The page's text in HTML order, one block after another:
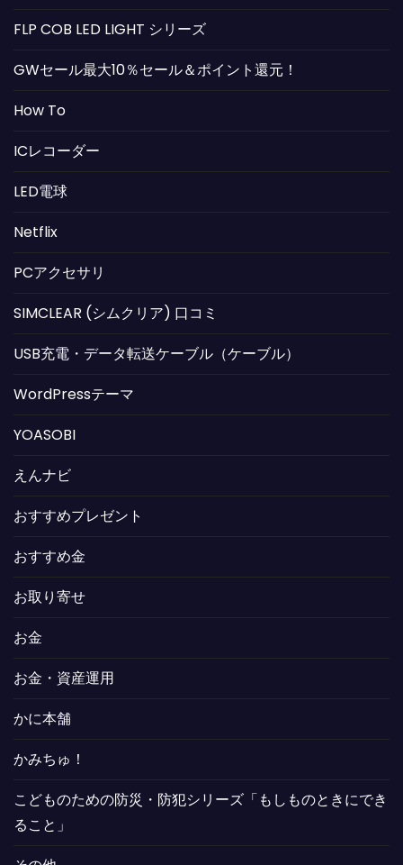
FLP COB LED LIGHT シリーズ
GWセール最大10％セール＆ポイント還元！
How To
ICレコーダー
LED電球
Netflix
PCアクセサリ
SIMCLEAR (シムクリア) 口コミ
USB充電・データ転送ケーブル（ケーブル）
WordPressテーマ
YOASOBI
えんナビ
おすすめプレゼント
おすすめ金
お取り寄せ
お金
お金・資産運用
かに本舗
かみちゅ！
こどものための防災・防犯シリーズ「もしものときにでき
ること」